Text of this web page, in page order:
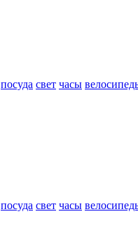
посуда свет часы
посуда свет часы